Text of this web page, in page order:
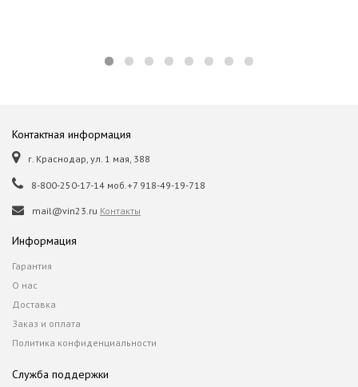
Контактная информация
г. Краснодар, ул. 1 мая, 388
8-800-250-17-14 моб.+7 918-49-19-718
mail@vin23.ru Контакты
Информация
Гарантия
О нас
Доставка
Заказ и оплата
Политика конфиденциальности
Служба поддержки